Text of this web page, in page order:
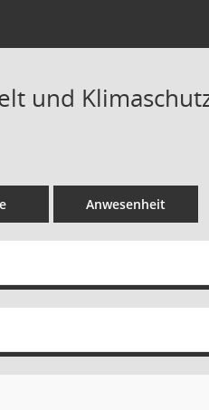
und
Anwesenheit